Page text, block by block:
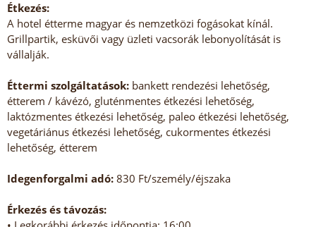
Étkezés:
A hotel étterme magyar és nemzetközi fogásokat kínál.
Grillpartik, esküvői vagy üzleti vacsorák lebonyolítását is
vállalják.
Éttermi szolgáltatások: bankett rendezési lehetőség,
étterem / kávézó, gluténmentes étkezési lehetőség,
laktózmentes étkezési lehetőség, paleo étkezési lehetőség,
vegetáriánus étkezési lehetőség, cukormentes étkezési
lehetőség, étterem
Idegenforgalmi adó: 830 Ft/személy/éjszaka
Érkezés és távozás: